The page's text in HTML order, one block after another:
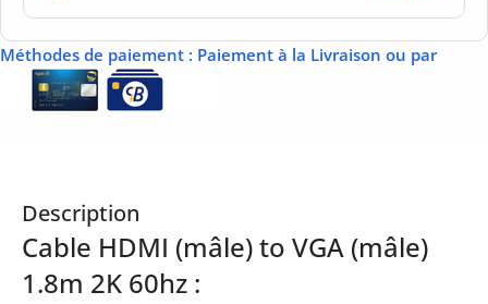
Méthodes de paiement : Paiement à la Livraison ou par
Description
Cable HDMI (mâle) to VGA (mâle)
1.8m 2K 60hz :